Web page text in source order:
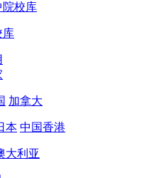
院校库
库
加拿大
本 中国香港
大利亚